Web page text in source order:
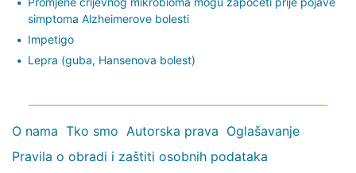
simptoma Alzheimerove bolesti
Impetigo
Lepra (guba, Hansenova bolest)
O nama Tko smo Autorska prava Oglašavanje
Pravila o obradi i zaštiti osobnih podataka